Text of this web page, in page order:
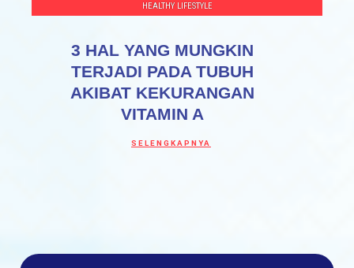
HEALTHY LIFESTYLE
3 HAL YANG MUNGKIN
TERJADI PADA TUBUH
AKIBAT KEKURANGAN
VITAMIN A
SELENGKAPNYA